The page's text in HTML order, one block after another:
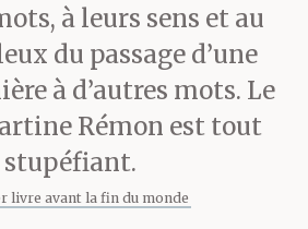
originel,
de
–
parfois
à leurs sens et au
du passage d’une
à d’autres mots. Le
Rémon est tout
livre avant la fin du monde